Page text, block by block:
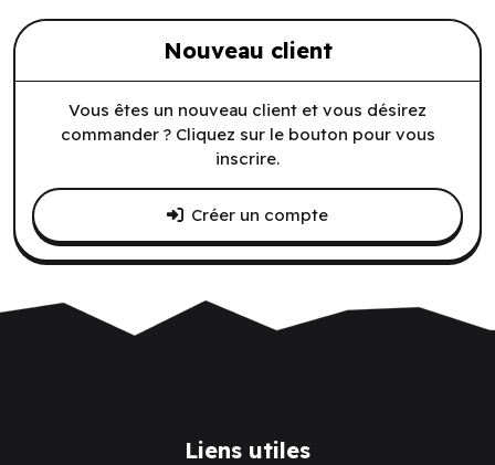
Nouveau client
Vous êtes un nouveau client et vous désirez
commander ? Cliquez sur le bouton pour vous
inscrire.
Créer un compte
Liens utiles